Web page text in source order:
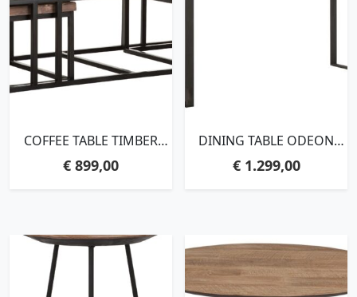
COFFEE TABLE TIMBER
3,35X120X60 CM /
€899,00
DINING TABLE ODEON
CM, RECYCLED
€1.299,00